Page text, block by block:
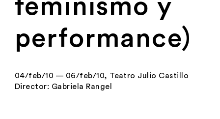
feminismo y
performance)
04/feb/10 — 06/feb/10, Teatro Julio Castillo
Director: Gabriela Rangel